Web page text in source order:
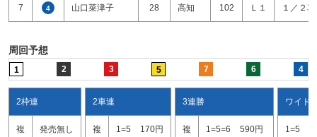
7 4 山口菜津子 28 高知 102 Ｌ１ １／２
周回予想
1 2 3 5 7 6 4
2枠連
複 発売無し
2車連
複 1=5 170円
3連勝
複 1=5=6 590円
ワイド
1=5